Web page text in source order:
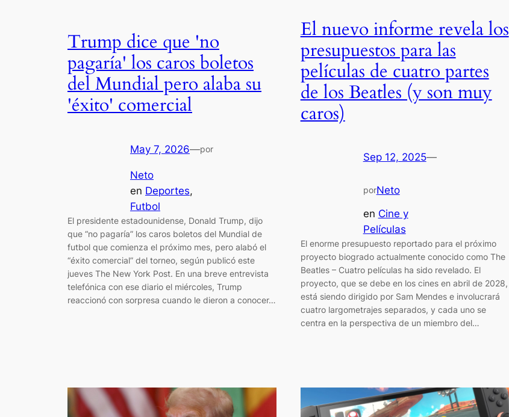
Trump dice que 'no
pagaría' los caros boletos
del Mundial pero alaba su
'éxito' comercial
May 7, 2026—por
Neto
en Deportes
Futbol
El presidente estadounidense, Donald Trump, dijo
que “no pagaría” los caros boletos del Mundial de
futbol que comienza el próximo mes, pero alabó el
“éxito comercial” del torneo, según publicó este
jueves The New York Post. En una breve entrevista
telefónica con ese diario el miércoles, Trump
reaccionó con sorpresa cuando le dieron a conocer…
El nuevo informe revela los
presupuestos para las
películas de cuatro partes
de los Beatles (y son muy
caros)
Sep 12, 2025—
porNeto
en Cine y
Películas
El enorme presupuesto reportado para el próximo
proyecto biogrado actualmente conocido como The
Beatles – Cuatro películas ha sido revelado. El
proyecto, que se debe en los cines en abril de 2028,
está siendo dirigido por Sam Mendes e involucrará
cuatro largometrajes separados, y cada uno se
centra en la perspectiva de un miembro del…